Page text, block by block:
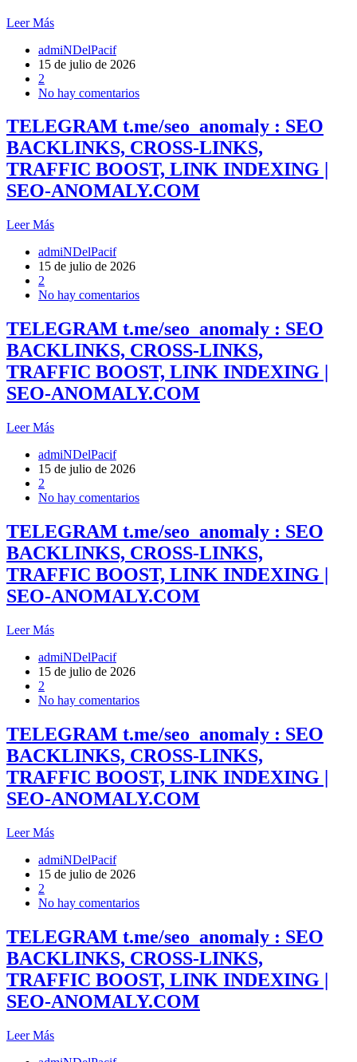
Leer Más
admiNDelPacif
15 de julio de 2026
2
No hay comentarios
TELEGRAM t.me/seo_anomaly : SEO
BACKLINKS, CROSS-LINKS,
TRAFFIC BOOST, LINK INDEXING |
SEO-ANOMALY.COM
Leer Más
admiNDelPacif
15 de julio de 2026
2
No hay comentarios
TELEGRAM t.me/seo_anomaly : SEO
BACKLINKS, CROSS-LINKS,
TRAFFIC BOOST, LINK INDEXING |
SEO-ANOMALY.COM
Leer Más
admiNDelPacif
15 de julio de 2026
2
No hay comentarios
TELEGRAM t.me/seo_anomaly : SEO
BACKLINKS, CROSS-LINKS,
TRAFFIC BOOST, LINK INDEXING |
SEO-ANOMALY.COM
Leer Más
admiNDelPacif
15 de julio de 2026
2
No hay comentarios
TELEGRAM t.me/seo_anomaly : SEO
BACKLINKS, CROSS-LINKS,
TRAFFIC BOOST, LINK INDEXING |
SEO-ANOMALY.COM
Leer Más
admiNDelPacif
15 de julio de 2026
2
No hay comentarios
TELEGRAM t.me/seo_anomaly : SEO
BACKLINKS, CROSS-LINKS,
TRAFFIC BOOST, LINK INDEXING |
SEO-ANOMALY.COM
Leer Más